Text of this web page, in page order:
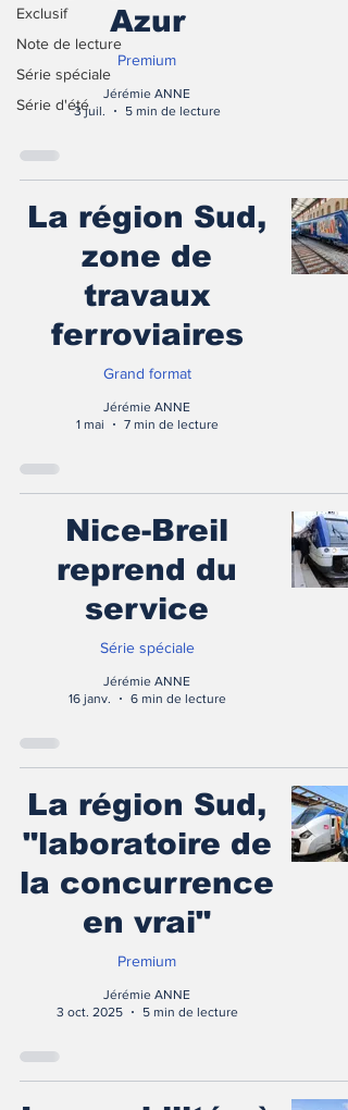
Exclusif
Note de lecture
Série spéciale
Série d'été
Azur
Premium
Jérémie ANNE
3 juil.
5 min de lecture
La région Sud,
zone de
travaux
ferroviaires
Grand format
Jérémie ANNE
1 mai
7 min de lecture
Nice-Breil
reprend du
service
Série spéciale
Jérémie ANNE
16 janv.
6 min de lecture
La région Sud,
"laboratoire de
la concurrence
en vrai"
Premium
Jérémie ANNE
3 oct. 2025
5 min de lecture